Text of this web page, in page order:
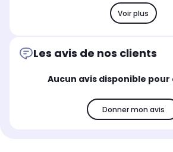
Voir plus
Les avis de nos clients
Aucun avis disponible
Donner mon avis